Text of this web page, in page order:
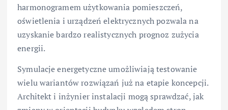
harmonogramem użytkowania pomieszczeń,
oświetlenia i urządzeń elektrycznych pozwala na
uzyskanie bardzo realistycznych prognoz zużycia
energii.
Symulacje energetyczne umożliwiają testowanie
wielu wariantów rozwiązań już na etapie koncepcji.
Architekt i inżynier instalacji mogą sprawdzać, jak